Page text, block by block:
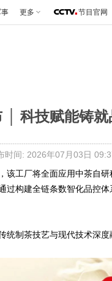
更多 节目官网
│ 科技赋能铸
时间: 2026年07月03日
该工厂将全面应用中茶自
过构建全链条数智化品控
统制茶技艺与现代技术深